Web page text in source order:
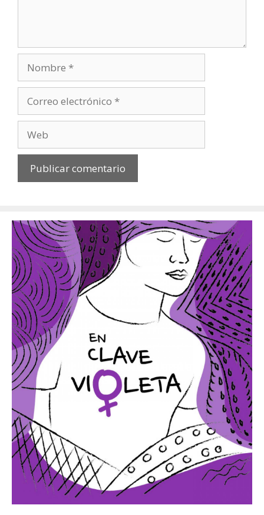
electrónico